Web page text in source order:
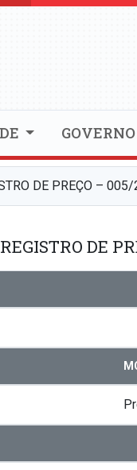
GOVERNO
DE PREÇO –
DE